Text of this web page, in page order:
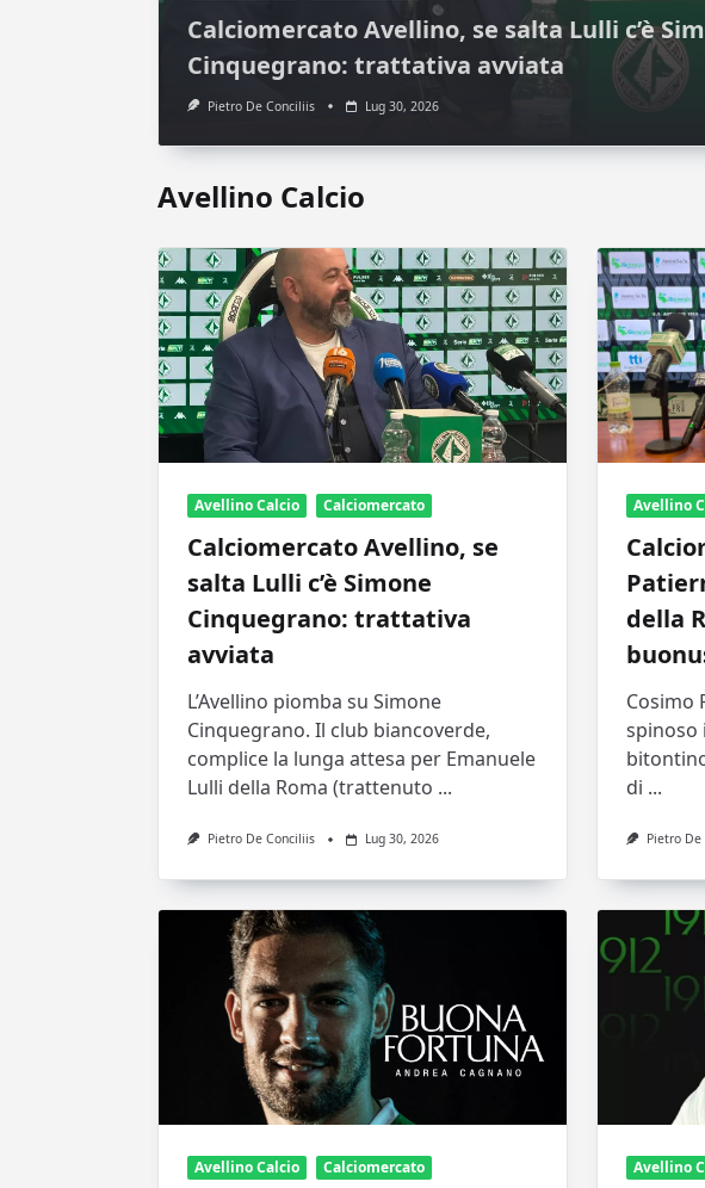
Calciomercato Avellino, se salta Lulli c’è
Cinquegrano: trattativa avviata
Pietro De Conciliis Lug 30, 2026
Avellino Calcio
Avellino Calcio Calciomercato
Calciomercato Avellino, se
salta Lulli c’è Simone
Cinquegrano: trattativa
avviata
L’Avellino piomba su Simone
Cinquegrano. Il club biancoverde,
complice la lunga attesa per Emanuele
Lulli della Roma (trattenuto ...
Pietro De Conciliis Lug 30, 2026
Avellino
della
Cosimo
spinoso
di ...
Pietro
Avellino Calcio Calciomercato Avellino